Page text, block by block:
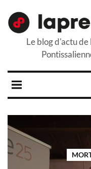
Le blog d'actu de